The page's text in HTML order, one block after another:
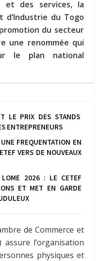
et des services, la
d’Industrie du Togo
du secteur
une renommée qui
le plan national
LE PRIX DES STANDS
ENTREPRENEURS
FREQUENTATION EN
VERS DE NOUVEAUX
LOME 2026 : LE CETEF
ET MET EN GARDE
de Commerce et
assure l’organisation
physiques et